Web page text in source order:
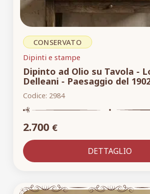
CONSERVATO
Dipinti e stampe
Dipinto ad Olio su Tavola -
Delleani - Paesaggio del
Codice: 2984
2.700 €
DETTAGLIO